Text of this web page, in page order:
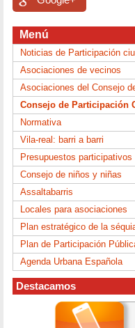
Menú
Noticias de Participación
Asociaciones de vecinos
Asociaciones del Consejo
Consejo de Participación
Normativa
Vila-real: barri a barri
Presupuestos participativos
Consejo de niños y niñas
Assaltabarris
Locales para asociaciones
Plan estratégico de la
Plan de Participación
Agenda Urbana Española
Destacamos